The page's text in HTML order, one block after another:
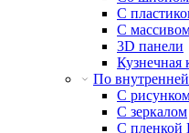
С
С
3D панели
Кузнечная
По
С
С зеркалом
С